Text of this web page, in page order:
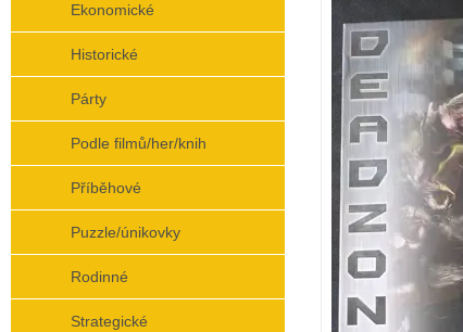
Ekonomické
Historické
Párty
Podle filmů/her/knih
Příběhové
Puzzle/únikovky
Rodinné
Strategické